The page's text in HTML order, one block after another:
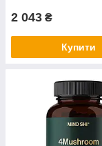
2 043 ₴
Купити